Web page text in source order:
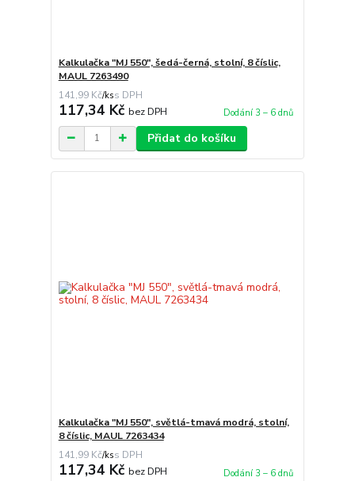
Kalkulačka "MJ 550", šedá-černá, stolní, 8 číslic,
MAUL 7263490
141,99 Kč/ks
117,34 Kč bez DPH Dodání 3 – 6 dnů
Přidat do košíku
Kalkulačka "MJ 550", světlá-tmavá modrá, stolní,
8 číslic, MAUL 7263434
141,99 Kč/ks
117,34 Kč bez DPH Dodání 3 – 6 dnů